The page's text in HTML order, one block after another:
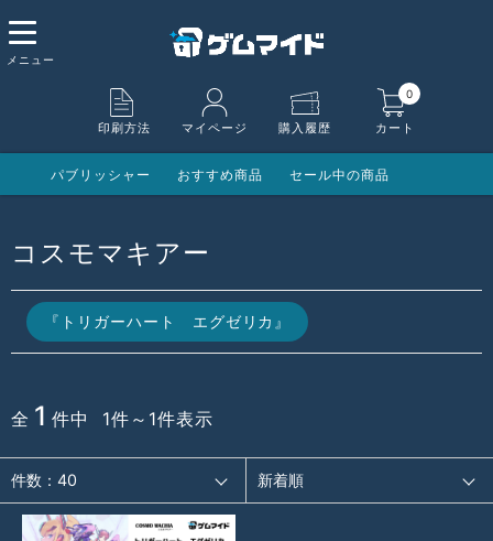
印刷方法 マイページ 購入履歴 カート
0
パブリッシャー おすすめ商品 セール中の商品
コスモマキアー
『トリガーハート エグゼリカ』
全 1 件中 1件～1件表示